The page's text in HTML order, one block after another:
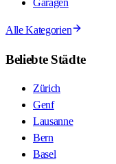
Alle Kategorien
Beliebte Städte
Zürich
Genf
Lausanne
Bern
Basel